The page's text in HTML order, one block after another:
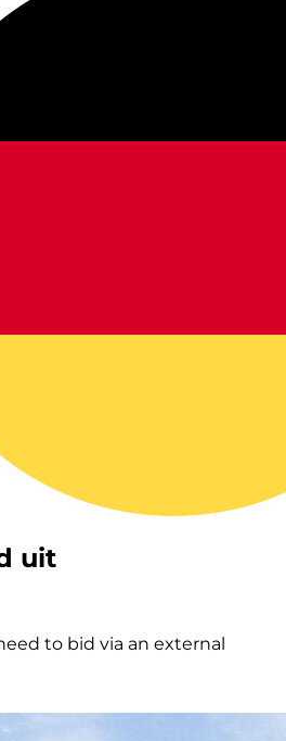
uit
to bid via an external